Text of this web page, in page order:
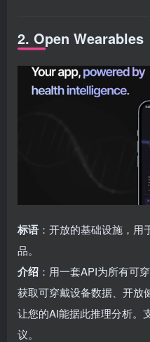
2. Open Wearables
标语 ：开放的基础设施，
品。
介绍 ：用一套API为所有可
获取可穿戴设备数据、开放
让您的AI能据此推理分析。
议。